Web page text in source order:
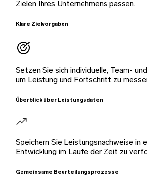
Zielen Ihres Unternehmens passen.
Klare Zielvorgaben
Setzen Sie sich individuelle, Team-
um Leistung und Fortschritt zu
Überblick über Leistungsdaten
Speichern Sie Leistungsnachweise in
Entwicklung im Laufe der Zeit zu
Gemeinsame Beurteilungsprozesse